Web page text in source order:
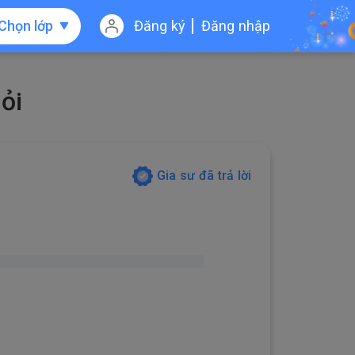
lớp Đăng ký Đăng nhập
Gia sư đã trả lời